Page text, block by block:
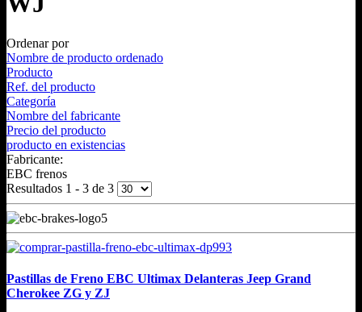
Ordenar por
Nombre de producto ordenado
Producto
Ref. del producto
Categoría
Nombre del fabricante
Precio del producto
producto en existencias
Fabricante:
EBC frenos
Resultados 1 - 3 de 3
Pastillas de Freno EBC Ultimax Delanteras Jeep Grand
Cherokee ZG y ZJ